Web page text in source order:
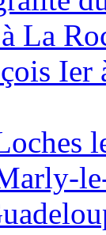
La
Ier